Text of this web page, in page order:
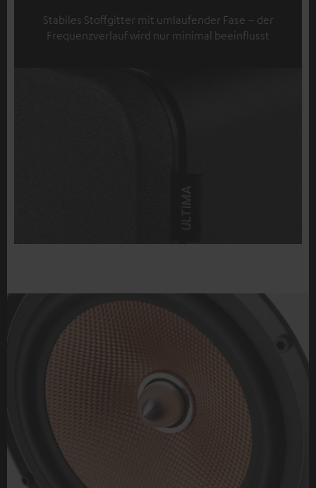
Stabiles Stoffgitter mit umlaufender Fase – der
Frequenzverlauf wird nur minimal beeinflusst